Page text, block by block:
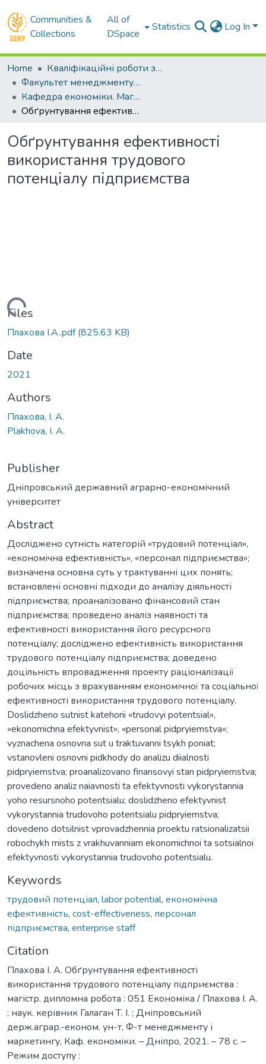
Communities &
Collections
All of
DSpace
Statistics Log In
Home
Кваліфікаційні роботи здобувачів вищої освіти
Факультет менеджменту і маркетингу
Кафедра економіки. Магістри
Обґрунтування ефективності використання трудового потенціалу підприємства
Обґрунтування ефективності
використання трудового
потенціалу підприємства
Files
Плахова І.А..pdf(825.63 KB)
Date
2021
Authors
Плахова, І. А.
Plakhova, I. A.
Publisher
Дніпровський державний аграрно-економічний
університет
Abstract
Досліджено сутність категорій «трудовий потенціал»,
«економічна ефективність», «персонал підприємства»;
визначена основна суть у трактуванні цих понять;
встановлені основні підходи до аналізу діяльності
підприємства; проаналізовано фінансовий стан
підприємства; проведено аналіз наявності та
ефективності використання його ресурсного
потенціалу; досліджено ефективність використання
трудового потенціалу підприємства; доведено
доцільність впровадження проекту раціоналізації
робочих місць з врахуванням економічної та соціальної
ефективності використання трудового потенціалу.
Doslidzheno sutnist katehorii «trudovyi potentsial»,
«ekonomichna efektyvnist», «personal pidpryiemstva»;
vyznachena osnovna sut u traktuvanni tsykh poniat;
vstanovleni osnovni pidkhody do analizu diialnosti
pidpryiemstva; proanalizovano finansovyi stan pidpryiemstva;
provedeno analiz naiavnosti ta efektyvnosti vykorystannia
yoho resursnoho potentsialu; doslidzheno efektyvnist
vykorystannia trudovoho potentsialu pidpryiemstva;
dovedeno dotsilnist vprovadzhennia proektu ratsionalizatsii
robochykh mists z vrakhuvanniam ekonomichnoi ta sotsialnoi
efektyvnosti vykorystannia trudovoho potentsialu.
Keywords
трудовий потенціал, labor potential, економічна
ефективність, cost-effectiveness, персонал
підприємства, enterprise staff
Citation
Плахова І. А. Обґрунтування ефективності
використання трудового потенціалу підприємства :
магістр. дипломна робота : 051 Економіка / Плахова І. А.
; наук. керівник Галаган Т. І. ; Дніпровський
держ.аграр.-економ. ун-т, Ф-т менеджменту і
маркетингу, Каф. економіки. – Дніпро, 2021. – 78 с. –
Режим доступу :